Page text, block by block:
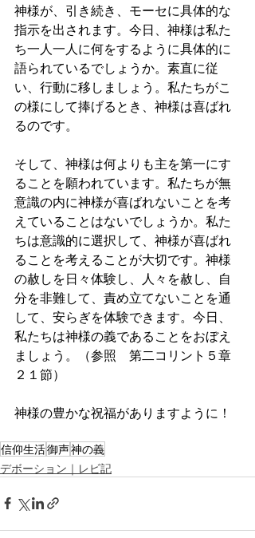
神様が、引き続き、モーセに具体的な
指示を出されます。今日、神様は私た
ち一人一人に何をするように具体的に
語られているでしょうか。素直に従
い、行動に移しましょう。私たちがこ
の様にして捧げるとき、神様は喜ばれ
るのです。
そして、神様は何よりも主を第一にす
ることを願われています。私たちが無
意識の内に神様が喜ばれないことを考
えていることはないでしょうか。私た
ちは意識的に選択して、神様が喜ばれ
ることを考えることが大切です。神様
の赦しを日々体験し、人々を赦し、自
分を非難して、責め立てないことを通
して、安らぎを体験できます。今日、
私たちは神様の義であることをおぼえ
ましょう。（参照　第二コリント５章
２１節）
神様の豊かな祝福がありますように！
信仰生活御声神の義
デボーション｜レビ記